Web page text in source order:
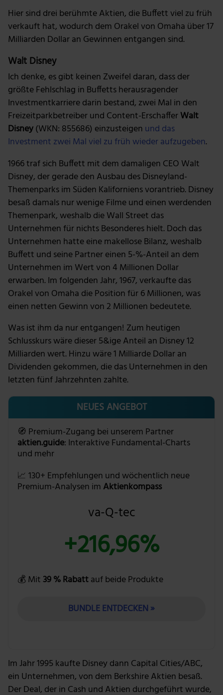
Hier sind drei berühmte Aktien, die Buffett viel zu früh
verkauft hat, wodurch dem Orakel von Omaha über 17
Milliarden Dollar an Gewinnen entgangen sind.
Walt Disney
Ich denke, es gibt keinen Zweifel daran, dass der
größte Fehlschlag in Buffetts herausragender
Investmentkarriere darin bestand, zwei Mal in den
Freizeitparkbetreiber und Content-ErschafferWalt
Disney(WKN: 855686) einzusteigen und das
Investment zwei Mal viel zu früh wieder aufzugeben.
1966 traf sich Buffett mit dem damaligen CEO Walt
Disney, der gerade den Ausbau des Disneyland-
Themenparks im Süden Kaliforniens vorantrieb. Disney
besaß damals nur wenige Filme und einen werdenden
Themenpark, weshalb die Wall Street das
Unternehmen für nichts Besonderes hielt. Doch das
Unternehmen hatte eine makellose Bilanz, weshalb
Buffett und seine Partner einen 5-%-Anteil an dem
Unternehmen im Wert von 4 Millionen Dollar
erwarben. Im folgenden Jahr, 1967, verkaufte das
Orakel von Omaha die Position für 6 Millionen, was
einen netten Gewinn von 2 Millionen bedeutete.
Was ist ihm da nur entgangen! Zum heutigen
Schlusskurs wäre dieser 5&ige Anteil an Disney 12
Milliarden wert. Hinzu wäre 1 Milliarde Dollar an
Dividenden gekommen, die das Unternehmen in den
letzten fünf Jahrzehnten zahlte.
NEUES ANGEBOT
🧭 Premium-Zugang bei unserem Partner
aktien.guide: Interaktive Fundamental-Charts
und mehr
📈 130+ Empfehlungen und wöchentlich neue
Premium-Analysen im Aktienkompass
va-Q-tec
+216,96%
💰 Mit 39 % Rabattauf beide Produkte
BUNDLE ENTDECKEN »
Im Jahr 1995 kaufte Disney dann Capital Cities/ABC,
ein Unternehmen, von dem Berkshire Aktien besaß.
Der Deal, der in Cash und Aktien durchgeführt wurde,